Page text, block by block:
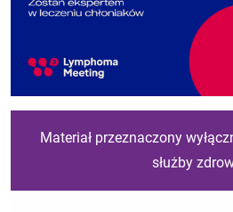
Materiał przeznaczony
służby